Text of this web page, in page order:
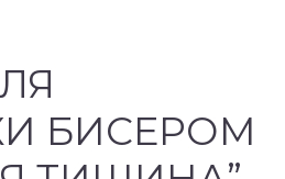
БИСЕРОМ